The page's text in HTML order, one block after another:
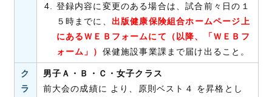
登録内容に変更のある場合は、試合前々日の１
５時までに、 出版健康保険組合ホームページ上
にあるＷＥＢフォームにて（以降、「ＷＥＢフ
ォーム」） 保健施設事業課まで届け出ること。
ク
ラ
男子Ａ・Ｂ・Ｃ・女子クラス
前大会の成績に より、原則ベスト４ を昇格とし